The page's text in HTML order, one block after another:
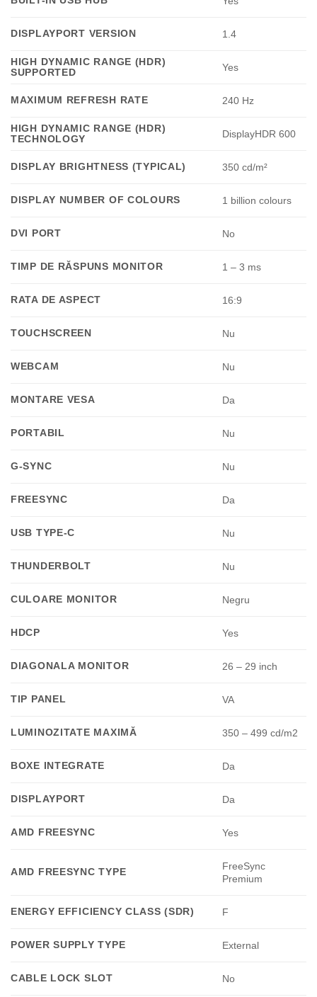
DISPLAYPORT VERSION 1.4
HIGH DYNAMIC RANGE (HDR)
SUPPORTED
Yes
MAXIMUM REFRESH RATE 240 Hz
HIGH DYNAMIC RANGE (HDR)
TECHNOLOGY
DisplayHDR 600
DISPLAY BRIGHTNESS (TYPICAL) 350 cd/m²
DISPLAY NUMBER OF COLOURS 1 billion colours
DVI PORT No
TIMP DE RĂSPUNS MONITOR 1 – 3 ms
RATA DE ASPECT 16:9
TOUCHSCREEN Nu
WEBCAM Nu
MONTARE VESA Da
PORTABIL Nu
G-SYNC Nu
FREESYNC Da
USB TYPE-C Nu
THUNDERBOLT Nu
CULOARE MONITOR Negru
HDCP Yes
DIAGONALA MONITOR 26 – 29 inch
TIP PANEL VA
LUMINOZITATE MAXIMĂ 350 – 499 cd/m2
BOXE INTEGRATE Da
DISPLAYPORT Da
AMD FREESYNC Yes
AMD FREESYNC TYPE
FreeSync
Premium
ENERGY EFFICIENCY CLASS (SDR) F
POWER SUPPLY TYPE External
CABLE LOCK SLOT No